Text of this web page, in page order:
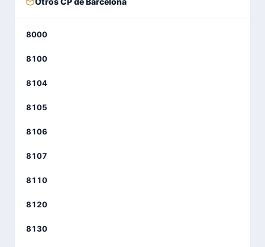
8000
8100
8104
8105
8106
8107
8110
8120
8130